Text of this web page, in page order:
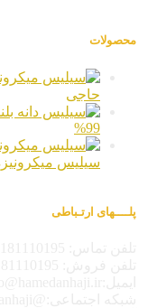
محصولات
حاجی
سیلیس میکرونیزه
پلــــهای ارتـباطی